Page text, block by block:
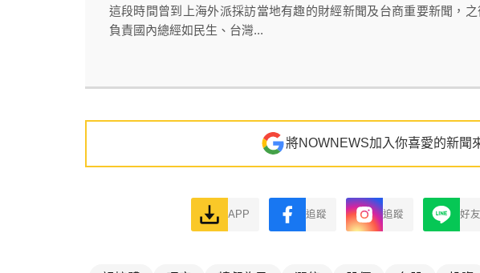
這段時間曾到上海外派採訪當地有趣的財經新聞及台商重要新聞，
負責國內總經如民生、台灣...
將NOWNEWS加入你喜愛的新聞
APP 追蹤 追蹤 好友